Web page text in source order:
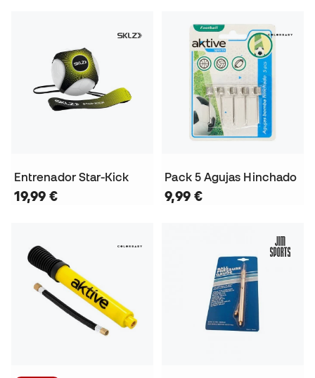
Entrenador Star-Kick
19,99 €
Pack 5 Agujas Hinchado
9,99 €